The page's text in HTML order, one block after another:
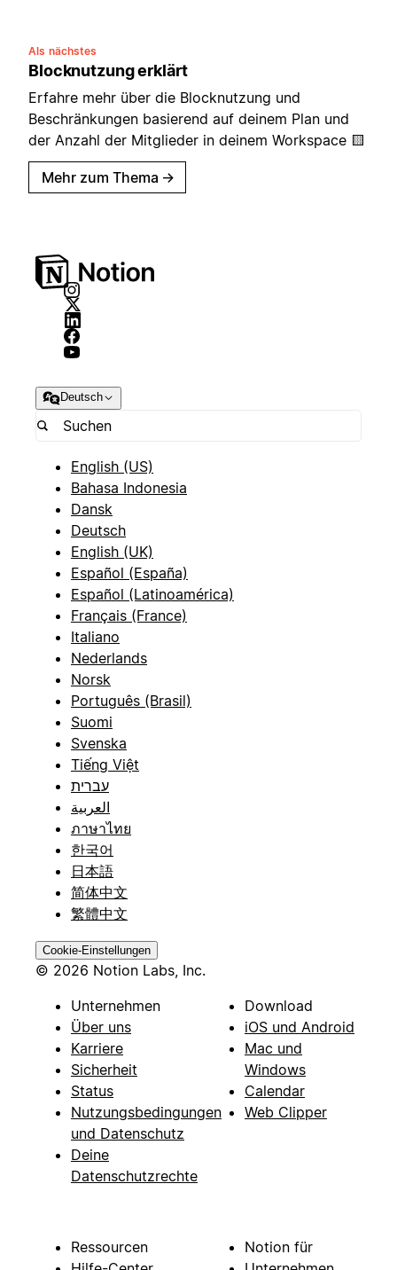
Als nächstes
Blocknutzung erklärt
Erfahre mehr über die Blocknutzung und
Beschränkungen basierend auf deinem Plan und
der Anzahl der Mitglieder in deinem Workspace 🟨
Mehr zum Thema →
Deutsch
English (US)
Bahasa Indonesia
Dansk
Deutsch
English (UK)
Español (España)
Español (Latinoamérica)
Français (France)
Italiano
Nederlands
Norsk
Português (Brasil)
Suomi
Svenska
Tiếng Việt
עברית
العربية
ภาษาไทย
한국어
日本語
简体中文
繁體中文
Cookie-Einstellungen
© 2026 Notion Labs, Inc.
Unternehmen
Über uns
Karriere
Sicherheit
Status
Nutzungsbedingungen
und Datenschutz
Deine
Datenschutzrechte
Download
iOS und Android
Mac und
Windows
Calendar
Web Clipper
Ressourcen
Notion für